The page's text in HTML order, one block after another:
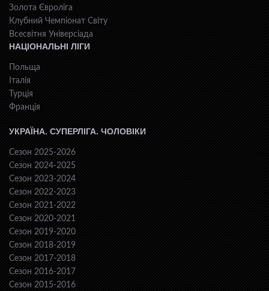
Золота Євроліга
Клубний Чемпіонат Світу
Всесвiтня Унiверсiaда
НАЦІОНАЛЬНІ ЛІГИ
Польща
Італія
Турція
Франція
УКРАЇНА. СУПЕРЛІГА. ЧОЛОВІКИ
Сезон 2025-2026
Сезон 2024-2025
Сезон 2023-2024
Сезон 2022-2023
Сезон 2021-2022
Сезон 2020-2021
Сезон 2019-2020
Сезон 2018-2019
Сезон 2017-2018
Сезон 2016-2017
Сезон 2015-2016